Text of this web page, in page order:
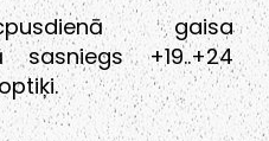
gaisa
sasniegs +19..+24